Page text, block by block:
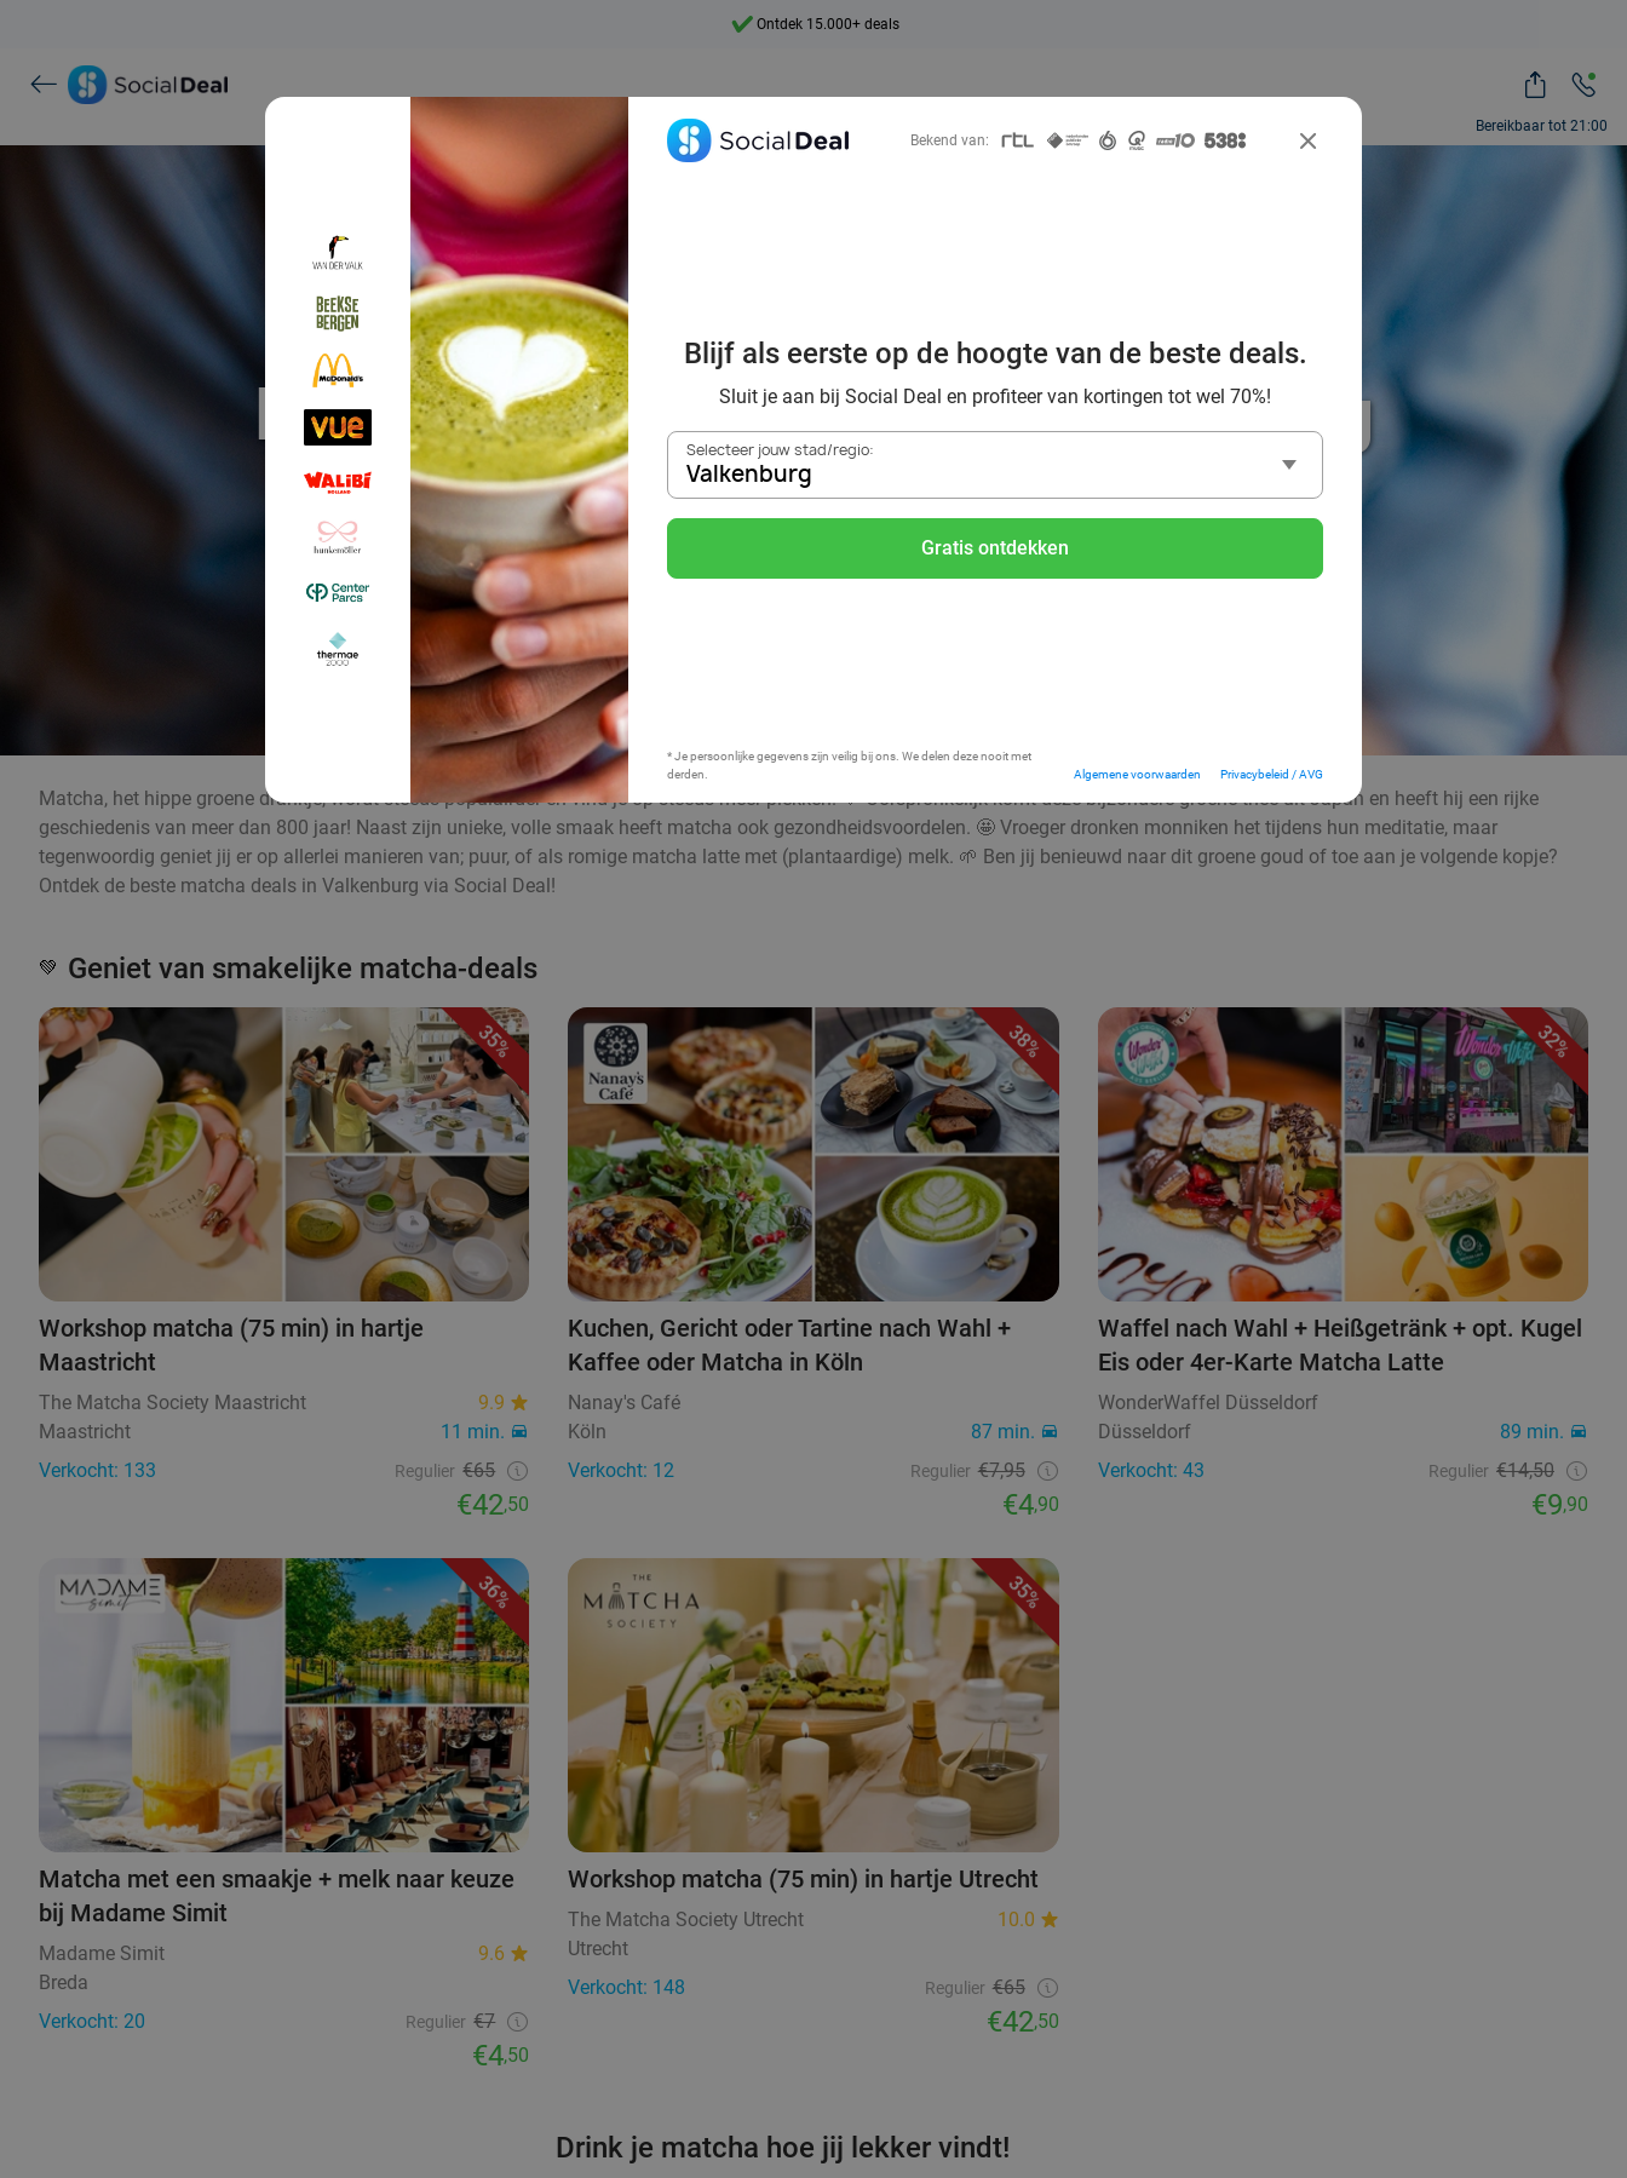
Bereikbaar tot 21:00
Ontdek 15.000+ deals
Proef matcha met wel 70% korting
Valkenburg
Bekend van:
Blijf als eerste op de hoogte van de beste deals.
Sluit je aan bij Social Deal en profiteer van kortingen tot wel 70%!
Selecteer jouw stad/regio:
Valkenburg
Gratis ontdekken
* Je persoonlijke gegevens zijn veilig bij ons. We delen deze nooit met
derden.
Algemene voorwaarden Privacybeleid / AVG
Matcha, het hippe groene drankje, wordt steeds populairder en vind je op steeds meer plekken. 💚 Oorspronkelijk komt deze bijzondere groene thee uit Japan en heeft hij een rijke
geschiedenis van meer dan 800 jaar! Naast zijn unieke, volle smaak heeft matcha ook gezondheidsvoordelen. 🤩 Vroeger dronken monniken het tijdens hun meditatie, maar
tegenwoordig geniet jij er op allerlei manieren van; puur, of als romige matcha latte met (plantaardige) melk. 🌱 Ben jij benieuwd naar dit groene goud of toe aan je volgende kopje?
Ontdek de beste matcha deals in Valkenburg via Social Deal!
💚 Geniet van smakelijke matcha-deals
35%
Workshop matcha (75 min) in hartje
Maastricht
The Matcha Society Maastricht
9.9
Maastricht
11 min.
Verkocht: 133
Regulier €65
€42,50
38%
Kuchen, Gericht oder Tartine nach Wahl +
Kaffee oder Matcha in Köln
Nanay's Café
Köln
87 min.
Verkocht: 12
Regulier €7,95
€4,90
32%
Waffel nach Wahl + Heißgetränk + opt. Kugel
Eis oder 4er-Karte Matcha Latte
WonderWaffel Düsseldorf
Düsseldorf
89 min.
Verkocht: 43
Regulier €14,50
€9,90
36%
Matcha met een smaakje + melk naar keuze
bij Madame Simit
Madame Simit
9.6
Breda
Verkocht: 20
Regulier €7
€4,50
35%
Workshop matcha (75 min) in hartje Utrecht
The Matcha Society Utrecht
10.0
Utrecht
Verkocht: 148
Regulier €65
€42,50
Drink je matcha hoe jij lekker vindt!